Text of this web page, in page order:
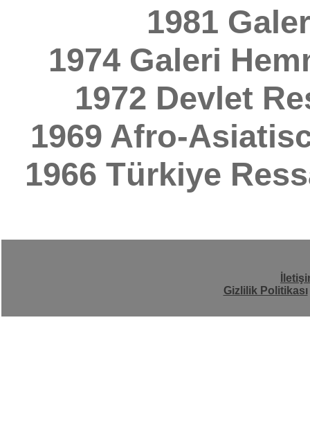
1981
1974 Galeri
1972 Devlet
1969 Afro-
1966 Türkiye
Gizlilik Politikası